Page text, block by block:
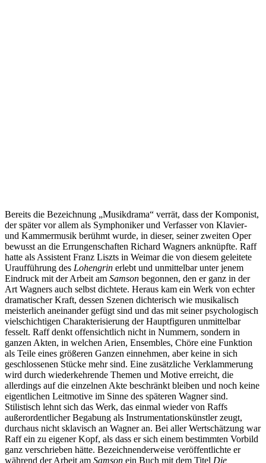
Bereits die Bezeichnung „Musikdrama“ verrät, dass der Komponist,
der später vor allem als Symphoniker und Verfasser von Klavier-
und Kammermusik berühmt wurde, in dieser, seiner zweiten Oper
bewusst an die Errungenschaften Richard Wagners anknüpfte. Raff
hatte als Assistent Franz Liszts in Weimar die von diesem geleitete
Uraufführung des Lohengrin erlebt und unmittelbar unter jenem
Eindruck mit der Arbeit am Samson begonnen, den er ganz in der
Art Wagners auch selbst dichtete. Heraus kam ein Werk von echter
dramatischer Kraft, dessen Szenen dichterisch wie musikalisch
meisterlich aneinander gefügt sind und das mit seiner psychologisch
vielschichtigen Charakterisierung der Hauptfiguren unmittelbar
fesselt. Raff denkt offensichtlich nicht in Nummern, sondern in
ganzen Akten, in welchen Arien, Ensembles, Chöre eine Funktion
als Teile eines größeren Ganzen einnehmen, aber keine in sich
geschlossenen Stücke mehr sind. Eine zusätzliche Verklammerung
wird durch wiederkehrende Themen und Motive erreicht, die
allerdings auf die einzelnen Akte beschränkt bleiben und noch keine
eigentlichen Leitmotive im Sinne des späteren Wagner sind.
Stilistisch lehnt sich das Werk, das einmal wieder von Raffs
außerordentlicher Begabung als Instrumentationskünstler zeugt,
durchaus nicht sklavisch an Wagner an. Bei aller Wertschätzung war
Raff ein zu eigener Kopf, als dass er sich einem bestimmten Vorbild
ganz verschrieben hätte. Bezeichnenderweise veröffentlichte er
während der Arbeit am Samson ein Buch mit dem Titel Die